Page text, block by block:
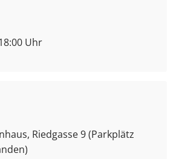
Uhr
Riedgasse 9 (Parkplätz